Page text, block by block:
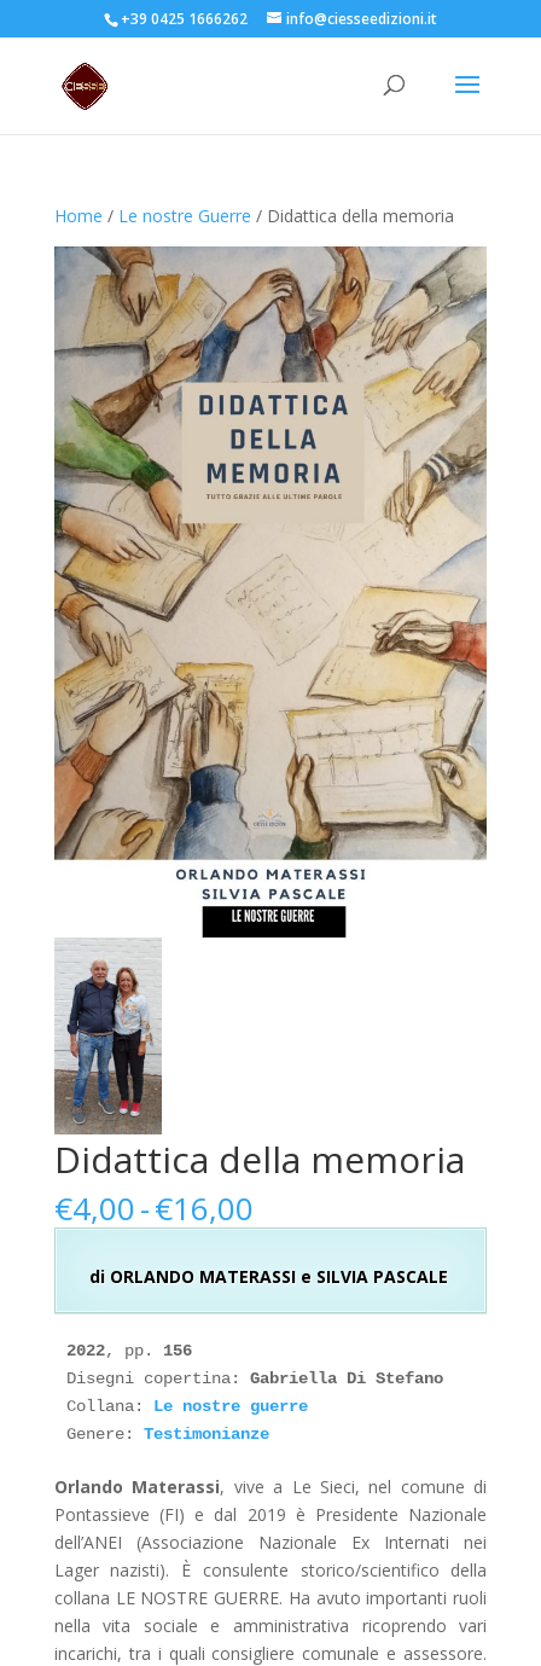
+39 0425 1666262 info@ciesseedizioni.it
Home / Le nostre Guerre / Didattica della memoria
Didattica della memoria
€4,00-€16,00Fascia
di
prezzo:
da
€4,00
€16,00
di ORLANDO MATERASSI e SILVIA PASCALE
2022, pp. 156
Disegni copertina: Gabriella Di Stefano
Collana: Le nostre guerre
Genere:
Testimonianze
Orlando Materassi, vive a Le Sieci, nel comune di
Pontassieve (FI) e dal 2019 è Presidente Nazionale
dell’ANEI (Associazione Nazionale Ex Internati nei
Lager nazisti). È consulente storico/scientifico della
collana LE NOSTRE GUERRE. Ha avuto importanti ruoli
nella vita sociale e amministrativa ricoprendo vari
incarichi, tra i quali consigliere comunale e assessore.